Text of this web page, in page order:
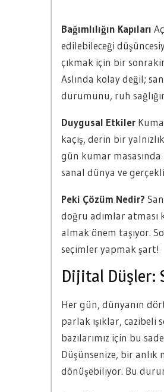
Bağımlılığın Kapıları
edilebileceği
çıkmak için bir
Aslında kolay değil;
durumunu, ruh
Duygusal Etkiler
kaçış, derin bir
gün kumar masasında
sanal dünya ve
Peki Çözüm Nedir?
doğru adımlar atması
almak önem taşıyor.
seçimler yapmak şart!
Dijital Düşler:
Her gün, dünyanın
parlak ışıklar, cazibeli
bazılarımız için bu
Düşünsenize, bir
dönüşebiliyor. Bu